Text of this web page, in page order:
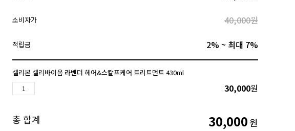
소비자가 40,000원
적립금 2% ~ 최대 7%
셀리본 셀리바이옴 라벤더 헤어&스칼프케어 트리트먼트 430ml
30,000원
총 합계 30,000원